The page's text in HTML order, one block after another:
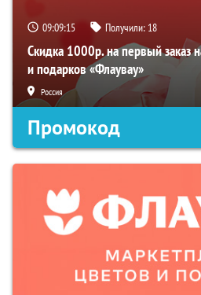
09:09:15 Получили: 18
Скидка 1000р. на первый заказ
и подарков «Флаувау»
Россия
Промокод